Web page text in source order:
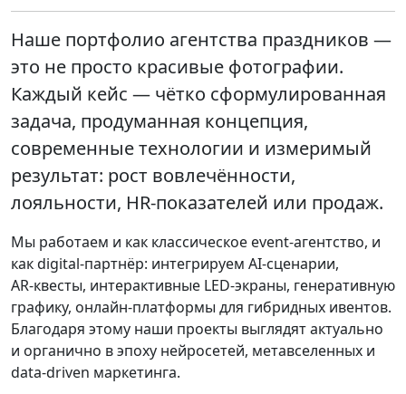
Наше портфолио агентства праздников —
это не просто красивые фотографии.
Каждый кейс — чётко сформулированная
задача, продуманная концепция,
современные технологии и измеримый
результат: рост вовлечённости,
лояльности, HR‑показателей или продаж.
Мы работаем и как классическое event‑агентство, и
как digital‑партнёр: интегрируем AI‑сценарии,
AR‑квесты, интерактивные LED‑экраны, генеративную
графику, онлайн‑платформы для гибридных ивентов.
Благодаря этому наши проекты выглядят актуально
и органично в эпоху нейросетей, метавселенных и
data‑driven маркетинга.